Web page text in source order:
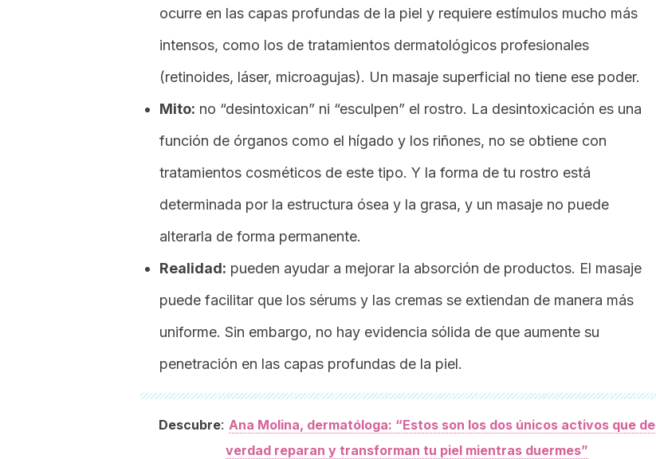
ocurre en las capas profundas de la piel y requiere estímulos mucho más
intensos, como los de tratamientos dermatológicos profesionales
(retinoides, láser, microagujas). Un masaje superficial no tiene ese poder.
Mito: no “desintoxican” ni “esculpen” el rostro. La desintoxicación es una
función de órganos como el hígado y los riñones, no se obtiene con
tratamientos cosméticos de este tipo. Y la forma de tu rostro está
determinada por la estructura ósea y la grasa, y un masaje no puede
alterarla de forma permanente.
Realidad: pueden ayudar a mejorar la absorción de productos. El masaje
puede facilitar que los sérums y las cremas se extiendan de manera más
uniforme. Sin embargo, no hay evidencia sólida de que aumente su
penetración en las capas profundas de la piel.
Descubre: Ana Molina, dermatóloga: “Estos son los dos únicos activos que de
verdad reparan y transforman tu piel mientras duermes”